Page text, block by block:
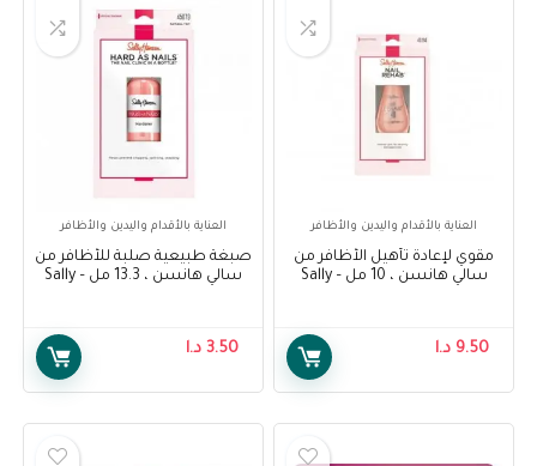
العناية بالأقدام واليدين والأظافر
مقوي لإعادة تأهيل الأظافر من
سالي هانسن ، 10 مل – Sally
9.50 د.ا
العناية بالأقدام واليدين والأظافر
صبغة طبيعية صلبة للأظافر من
سالي هانسن ، 13.3 مل – Sally
3.50 د.ا